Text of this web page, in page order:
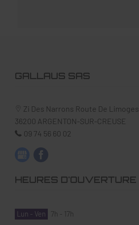
GALLAUS SAS
Zi Des Narrons Route De Limoges
36200 ARGENTON-SUR-CREUSE
09 74 56 60 02
HEURES D'OUVERTURE
Lun - Ven 7h - 17h